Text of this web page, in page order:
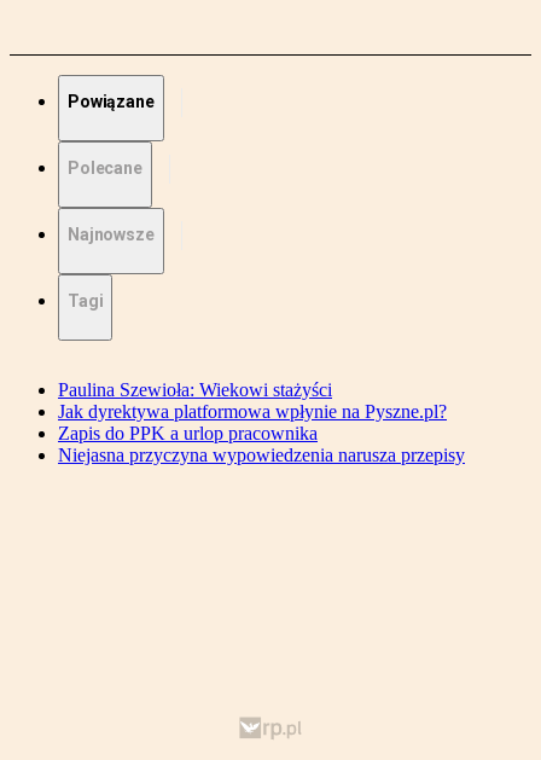
Powiązane
Polecane
Najnowsze
Tagi
Paulina Szewioła: Wiekowi stażyści
Jak dyrektywa platformowa wpłynie na Pyszne.pl?
Zapis do PPK a urlop pracownika
Niejasna przyczyna wypowiedzenia narusza przepisy